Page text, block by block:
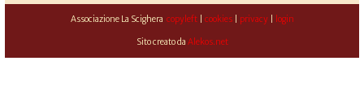
Associazione La Scighera copyleft| cookies| privacy| login
Sito creato da Alekos.net